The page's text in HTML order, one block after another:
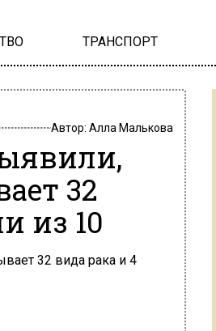
ТРАНСПОРТ
Автор: Алла Малькова
32
из 10